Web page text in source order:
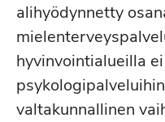
alihyödynnetty
hyvinvointialueilla
valtakunnallinen